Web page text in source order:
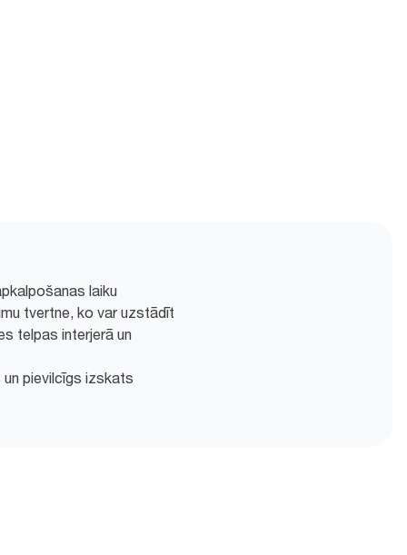
laiku
tvertne, ko var uzstādīt
telpas interjerā un
pievilcīgs izskats